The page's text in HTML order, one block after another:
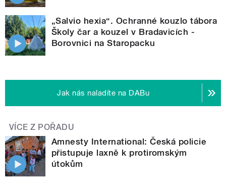
„Salvio hexia“. Ochranné kouzlo tábora
Školy čar a kouzel v Bradavicích -
Borovnici na Staropacku
Jak nás naladíte na DABu
VÍCE Z POŘADU
Amnesty International: Česká policie
přistupuje laxně k protiromským
útokům